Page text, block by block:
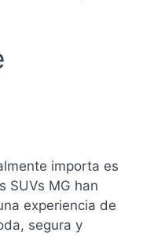
importa es
SUVs MG han
experiencia de
segura y